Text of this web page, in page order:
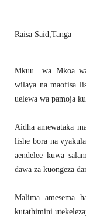
Raisa Said,Tanga
Mkuu wa Mkoa wa
wilaya na maofisa
uelewa wa pamoja
Aidha amewataka
lishe bora na
aendelee kuwa
dawa za kuongeza
Malima amesema
kutathimini